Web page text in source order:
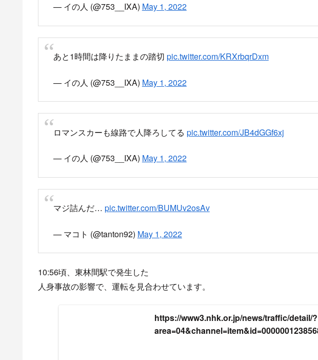
— イの人 (@753__IXA) May 1, 2022
あと1時間は降りたままの踏切 pic.twitter.com/KRXrbqrDxm
— イの人 (@753__IXA) May 1, 2022
ロマンスカーも線路で人降ろしてる pic.twitter.com/JB4dGGf6xj
— イの人 (@753__IXA) May 1, 2022
マジ詰んだ… pic.twitter.com/BUMUv2osAv
— マコト (@tanton92) May 1, 2022
10:56頃、東林間駅で発生した
人身事故の影響で、運転を見合わせています。
https://www3.nhk.or.jp/news/traffic/detail/?